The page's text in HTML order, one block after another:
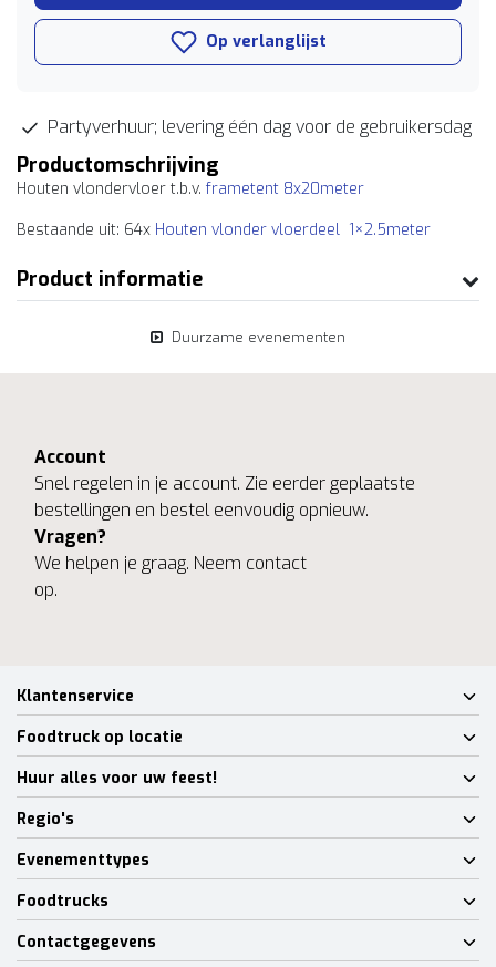
Op verlanglijst
Partyverhuur; levering één dag voor de gebruikersdag
Productomschrijving
Houten vlondervloer t.b.v. frametent 8x20meter
Bestaande uit: 64x Houten vlonder vloerdeel 1×2.5meter
Product informatie
Duurzame evenementen
Account
Snel regelen in je account. Zie eerder geplaatste
bestellingen en bestel eenvoudig opnieuw.
Vragen?
We helpen je graag. Neem contact
op.
Klantenservice
Foodtruck op locatie
Huur alles voor uw feest!
Regio's
Evenementtypes
Foodtrucks
Contactgegevens